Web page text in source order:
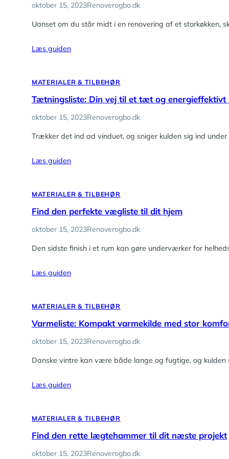
oktober 15, 2023Renoverogbo.dk
Uanset om du står midt i en renovering af et
Læs guiden
MATERIALER & TILBEHØR
Tætningsliste: Din vej til et tæt og energieffektivt
oktober 15, 2023Renoverogbo.dk
Trækker det ind ad vinduet, og sniger kulden sig ind
Læs guiden
MATERIALER & TILBEHØR
Find den perfekte vægliste til dit hjem
oktober 15, 2023Renoverogbo.dk
Den sidste finish i et rum kan gøre underværker for
Læs guiden
MATERIALER & TILBEHØR
Varmeliste: Kompakt varmekilde med stor
oktober 15, 2023Renoverogbo.dk
Danske vintre kan være både lange og fugtige, og
Læs guiden
MATERIALER & TILBEHØR
Find den rette lægtehammer til dit næste projekt
oktober 15, 2023Renoverogbo.dk